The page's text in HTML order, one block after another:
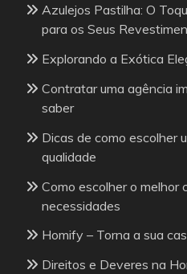
Azulejos Pastilha: O
para os Seus
Explorando a Exótica
Contratar uma agência
saber
Dicas de como escolher
qualidade
Como escolher o melhor
necessidades
Homify – Torna a sua
Direitos e Deveres na